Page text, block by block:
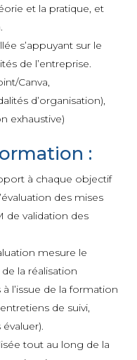
et la pratique, et
s’appuyant sur le
de l’entreprise.
Canva,
d’organisation),
exhaustive)
:
à chaque objectif
des mises
de validation des
mesure le
la réalisation
l’issue de la formation
de suivi,
tout au long de la